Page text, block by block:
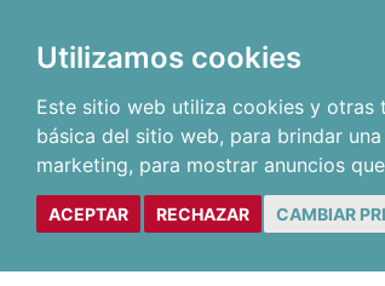
Utilizamos cookies
Este sitio web utiliza cookies y otras
básica del sitio web, para brindar
marketing, para mostrar anuncios
ACEPTAR RECHAZAR CAMBIAR